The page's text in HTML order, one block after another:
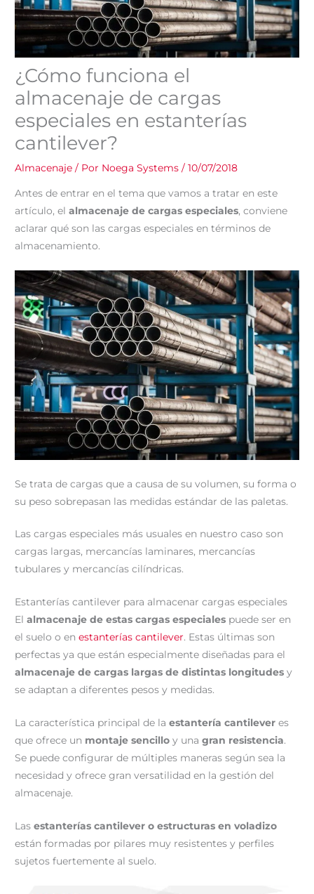
¿Cómo funciona el
almacenaje de cargas
especiales en estanterías
cantilever?
Almacenaje / Por Noega Systems/10/07/2018
Antes de entrar en el tema que vamos a tratar en este
artículo, elalmacenaje de cargas especiales, conviene
aclarar qué son las cargas especiales en términos de
almacenamiento.
Se trata de cargas que a causa de su volumen, su forma o
su peso sobrepasan las medidas estándar de las paletas.
Las cargas especiales más usuales en nuestro caso son
cargas largas, mercancías laminares, mercancías
tubulares y mercancías cilíndricas.
Estanterías cantilever para almacenar cargas especiales
Elalmacenaje de estas cargas especiales puede ser en
el suelo o enestanterías cantilever. Estas últimas son
perfectas ya que están especialmente diseñadas para el
almacenaje de cargas largas de distintas longitudes y
se adaptan a diferentes pesos y medidas.
La característica principal de laestantería cantilever es
que ofrece un montaje sencillo y unagran resistencia.
Se puede configurar de múltiples maneras según sea la
necesidad y ofrece gran versatilidad en la gestión del
almacenaje.
Lasestanterías cantilever o estructuras en voladizo
están formadas por pilares muy resistentes y perfiles
sujetos fuertemente al suelo.